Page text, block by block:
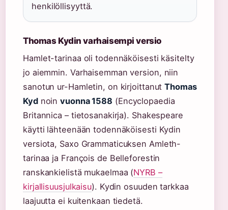
henkilöllisyyttä.
Thomas Kydin varhaisempi versio
Hamlet-tarinaa oli todennäköisesti käsitelty
jo aiemmin. Varhaisemman version, niin
sanotun ur-Hamletin, on kirjoittanutThomas
Kydnoinvuonna 1588 (Encyclopaedia
Britannica – tietosanakirja). Shakespeare
käytti lähteenään todennäköisesti Kydin
versiota, Saxo Grammaticuksen Amleth-
tarinaa ja François de Belleforestin
ranskankielistä mukaelmaa (NYRB –
kirjallisuusjulkaisu). Kydin osuuden tarkkaa
laajuutta ei kuitenkaan tiedetä.